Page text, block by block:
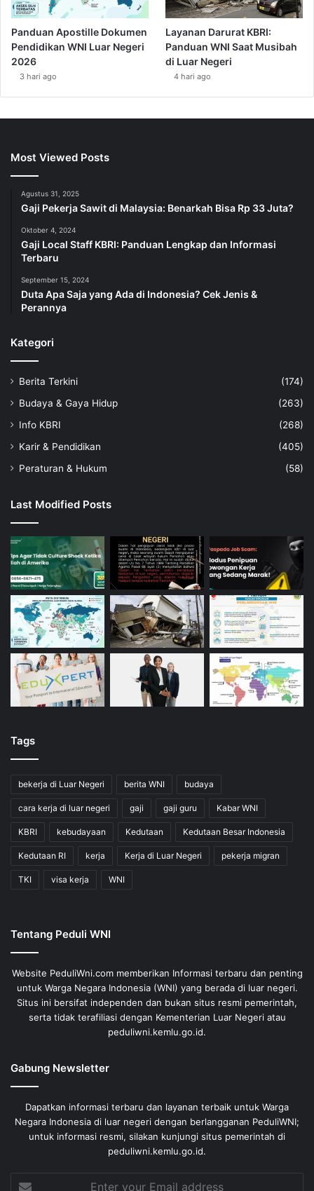
Panduan Apostille Dokumen
Pendidikan WNI Luar Negeri
2026
3 hari ago
Layanan Darurat KBRI:
Panduan WNI Saat Musibah
di Luar Negeri
4 hari ago
Most Viewed Posts
Agustus 31, 2025
Gaji Pekerja Sawit di Malaysia: Benarkah Bisa Rp 33 Juta?
Oktober 4, 2024
Gaji Local Staff KBRI: Panduan Lengkap dan Informasi
Terbaru
September 15, 2024
Duta Apa Saja yang Ada di Indonesia? Cek Jenis &
Perannya
Kategori
Berita Terkini
(174)
Budaya & Gaya Hidup
(263)
Info KBRI
(268)
Karir & Pendidikan
(405)
Peraturan & Hukum
(58)
Last Modified Posts
Tags
bekerja di Luar Negeri berita WNI budaya
cara kerja di luar negeri gaji gaji guru Kabar WNI
KBRI kebudayaan Kedutaan Kedutaan Besar Indonesia
Kedutaan RI kerja Kerja di Luar Negeri pekerja migran
TKI visa kerja WNI
Tentang Peduli WNI
Website PeduliWni.com memberikan Informasi terbaru dan penting
untuk Warga Negara Indonesia (WNI) yang berada di luar negeri.
Situs ini bersifat independen dan bukan situs resmi pemerintah,
serta tidak terafiliasi dengan Kementerian Luar Negeri atau
peduliwni.kemlu.go.id.
Gabung Newsletter
Dapatkan informasi terbaru dan layanan terbaik untuk Warga
Negara Indonesia di luar negeri dengan berlangganan PeduliWNI;
untuk informasi resmi, silakan kunjungi situs pemerintah di
peduliwni.kemlu.go.id.